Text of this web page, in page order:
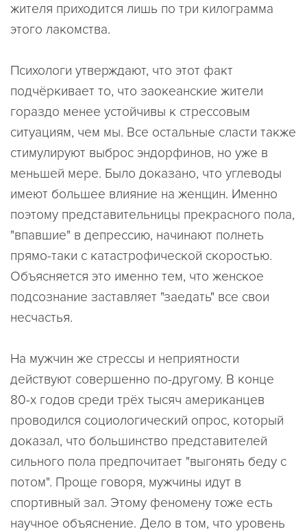
жителя приходится лишь по три килограмма
этого лакомства.
Психологи утверждают, что этот факт
подчёркивает то, что заокеанские жители
гораздо менее устойчивы к стрессовым
ситуациям, чем мы. Все остальные сласти также
стимулируют выброс эндорфинов, но уже в
меньшей мере. Было доказано, что углеводы
имеют большее влияние на женщин. Именно
поэтому представительницы прекрасного пола,
"впавшие" в депрессию, начинают полнеть
прямо-таки с катастрофической скоростью.
Объясняется это именно тем, что женское
подсознание заставляет "заедать" все свои
несчастья.
На мужчин же стрессы и неприятности
действуют совершенно по-другому. В конце
80-х годов среди трёх тысяч американцев
проводился социологический опрос, который
доказал, что большинство представителей
сильного пола предпочитает "выгонять беду с
потом". Проще говоря, мужчины идут в
спортивный зал. Этому феномену тоже есть
научное объяснение. Дело в том, что уровень